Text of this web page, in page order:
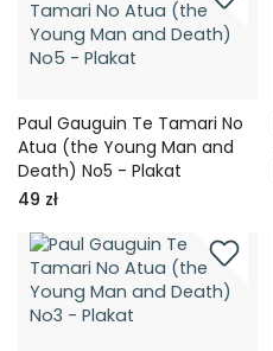
Paul Gauguin Te Tamari No
Atua (the Young Man and
Death) No5 - Plakat
49 zł